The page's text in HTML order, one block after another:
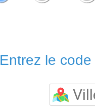
Entrez le